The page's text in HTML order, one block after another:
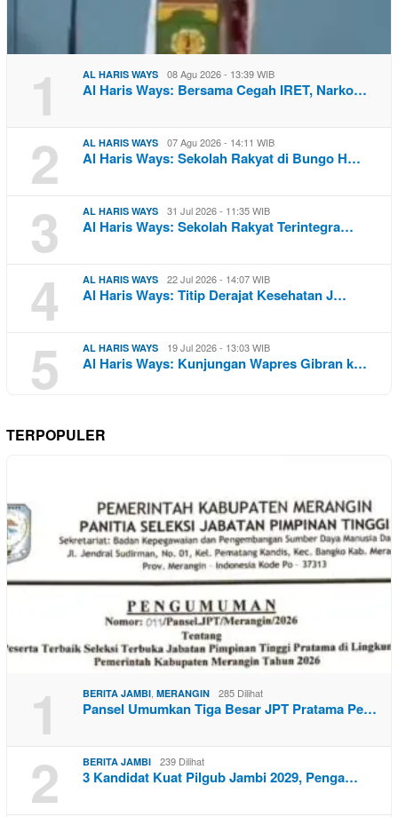
1 AL HARIS WAYS 08 Agu 2026 - 13:39 WIB
Al Haris Ways: Bersama Cegah IRET, Narko…
2 AL HARIS WAYS 07 Agu 2026 - 14:11 WIB
Al Haris Ways: Sekolah Rakyat di Bungo H…
3 AL HARIS WAYS 31 Jul 2026 - 11:35 WIB
Al Haris Ways: Sekolah Rakyat Terintegra…
4 AL HARIS WAYS 22 Jul 2026 - 14:07 WIB
Al Haris Ways: Titip Derajat Kesehatan J…
5 AL HARIS WAYS 19 Jul 2026 - 13:03 WIB
Al Haris Ways: Kunjungan Wapres Gibran k…
TERPOPULER
1 BERITA JAMBI, MERANGIN 285 Dilihat
Pansel Umumkan Tiga Besar JPT Pratama Pe…
2 BERITA JAMBI 239 Dilihat
3 Kandidat Kuat Pilgub Jambi 2029, Penga…